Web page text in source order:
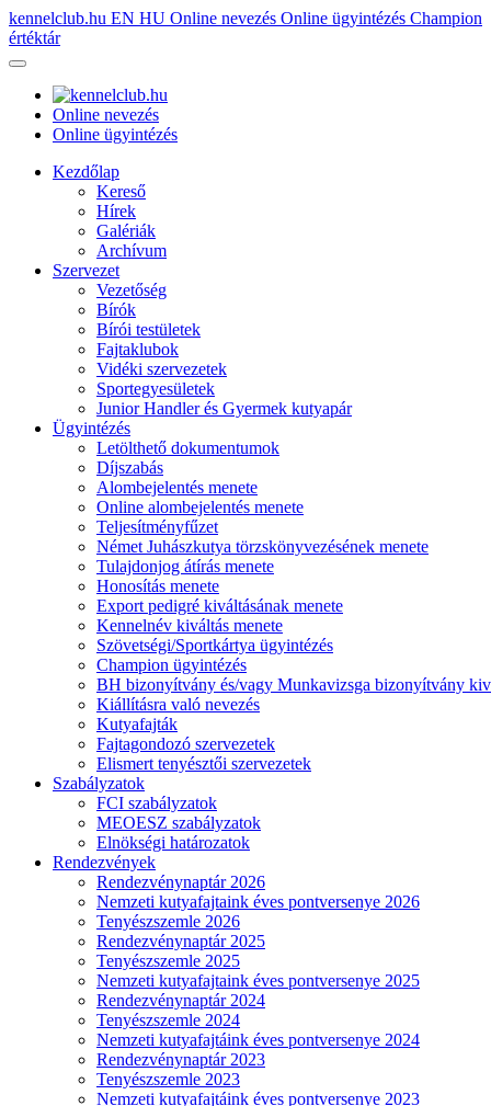
kennelclub.hu EN HU Online nevezés Online ügyintézés Champion
értéktár
Online nevezés
Online ügyintézés
Kezdőlap
Kereső
Hírek
Galériák
Archívum
Szervezet
Vezetőség
Bírók
Bírói testületek
Fajtaklubok
Vidéki szervezetek
Sportegyesületek
Junior Handler és Gyermek kutyapár
Ügyintézés
Letölthető dokumentumok
Díjszabás
Alombejelentés menete
Online alombejelentés menete
Teljesítményfűzet
Német Juhászkutya törzskönyvezésének menete
Tulajdonjog átírás menete
Honosítás menete
Export pedigré kiváltásának menete
Kennelnév kiváltás menete
Szövetségi/Sportkártya ügyintézés
Champion ügyintézés
BH bizonyítvány és/vagy Munkavizsga bizonyítvány
Kiállításra való nevezés
Kutyafajták
Fajtagondozó szervezetek
Elismert tenyésztői szervezetek
Szabályzatok
FCI szabályzatok
MEOESZ szabályzatok
Elnökségi határozatok
Rendezvények
Rendezvénynaptár 2026
Nemzeti kutyafajtaink éves pontversenye 2026
Tenyészszemle 2026
Rendezvénynaptár 2025
Tenyészszemle 2025
Nemzeti kutyafajtaink éves pontversenye 2025
Rendezvénynaptár 2024
Tenyészszemle 2024
Nemzeti kutyafajtáink éves pontversenye 2024
Rendezvénynaptár 2023
Tenyészszemle 2023
Nemzeti kutyafajtáink éves pontversenye 2023